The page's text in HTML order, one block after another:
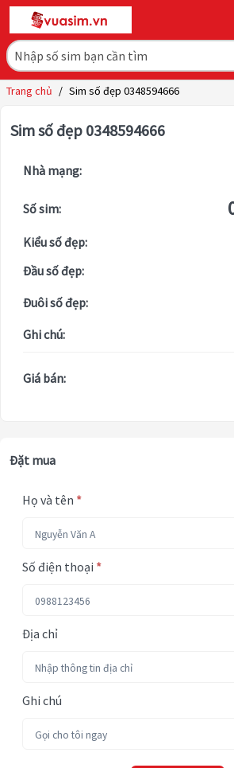
Trang chủ / Sim số đẹp 0348594666
Sim số đẹp 0348594666
Nhà mạng:
Số sim:
Kiểu số đẹp:
Đầu số đẹp:
Đuôi số đẹp:
Ghi chú:
Giá bán:
Đặt mua
Họ và tên *
Số điện thoại *
Địa chỉ
Ghi chú